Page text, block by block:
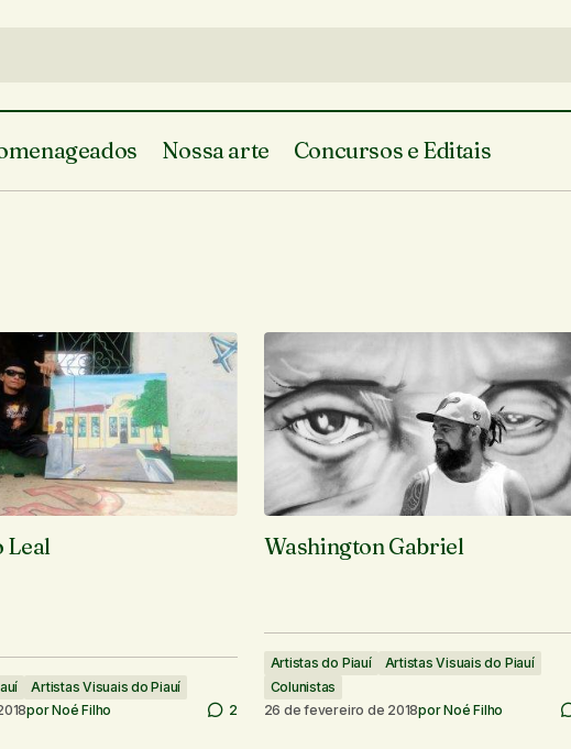
Nossa arte Concursos e Editais
Leal
Artistas Visuais do Piauí
porNoé Filho 2
Washington Gabriel
Artistas do Piauí
Artistas Visuais do Piauí
Colunistas
26 de fevereiro de 2018porNoé Filho